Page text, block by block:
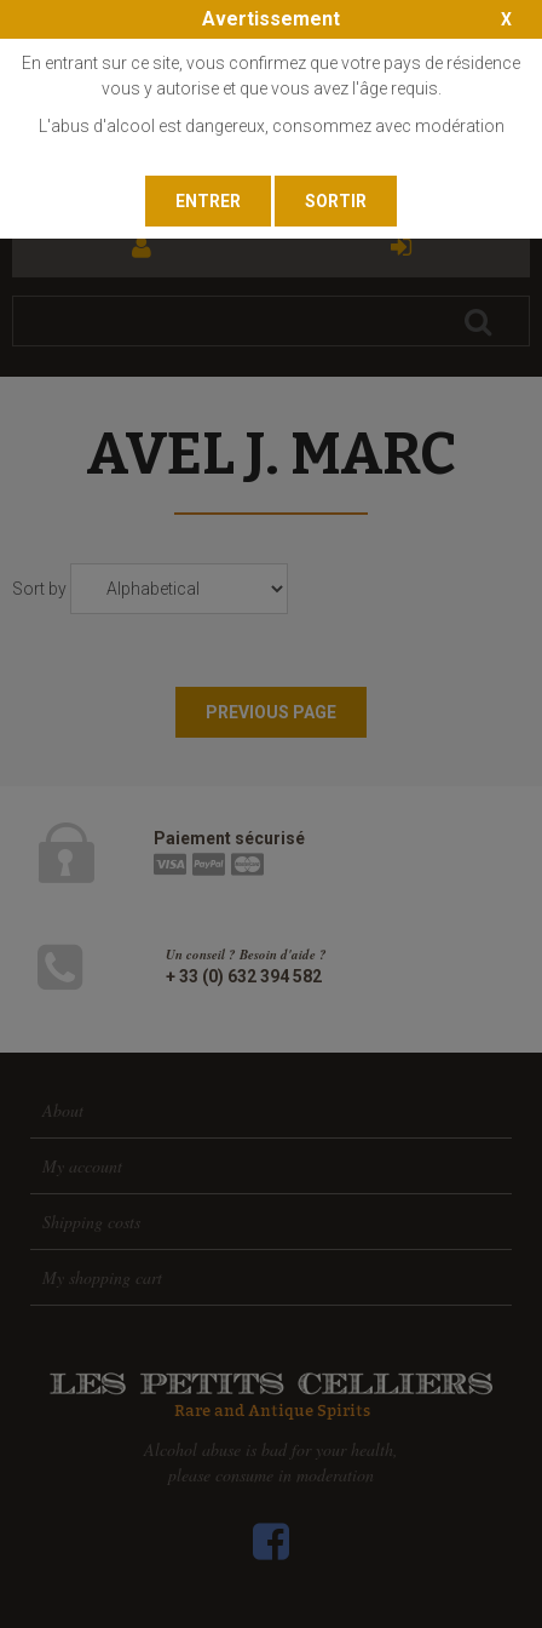
AVEL J. MARC
Sort by
Paiement sécurisé
Un conseil ? Besoin d'aide ?
+ 33 (0) 632 394 582
About
My account
Shipping costs
My shopping cart
Alcohol abuse is bad for your health,
please consume in moderation
Avertissement
En entrant sur ce site, vous confirmez que votre pays de résidence
vous y autorise et que vous avez l'âge requis.
L'abus d'alcool est dangereux, consommez avec modération